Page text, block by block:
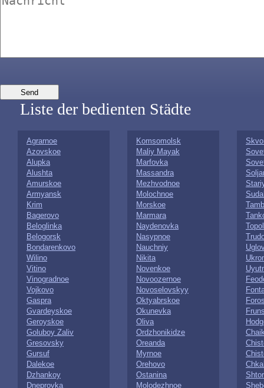
Liste der bedienten Städte
Agrarnoe
Azovskoe
Alupka
Alushta
Amurskoe
Armyansk
Krim
Bagerovo
Beloglinka
Belogorsk
Bondarenkovo
Wilino
Vitino
Vinogradnoe
Vojkovo
Gaspra
Gvardeyskoe
Geroyskoe
Goluboy Zaliv
Gresovsky
Gursuf
Dalekoe
Dzhankoy
Dneprovka
Komsomolsk
Maliy Mayak
Marfovka
Massandra
Mezhvodnoe
Molochnoe
Morskoe
Marmara
Naydenovka
Nasypnoe
Nauchniy
Nikita
Novenkoe
Novoozernoe
Novoselovskyy
Oktyabrskoe
Okunevka
Oliva
Ordzhonikidze
Oreanda
Myrnoe
Orehovo
Ostanina
Molodezhnoe